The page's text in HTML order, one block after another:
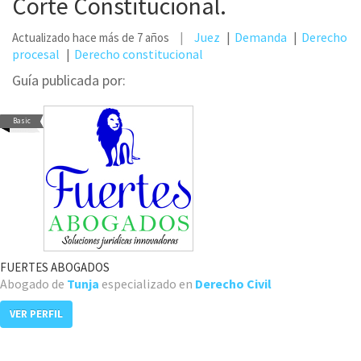
Actualizado hace más de 7 años Juez Demanda
Derecho
procesal
Derecho constitucional
Guía publicada por:
Basic
FUERTES ABOGADOS
Abogado de Tunja especializado en Derecho Civil
VER PERFIL